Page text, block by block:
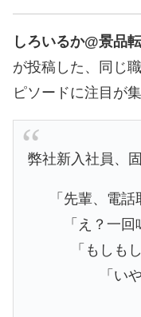
しろいるか@景品
が投稿した、同じ
ピソードに注目が
弊社新入社員、
「先輩、電
「え？一
「もしも
「い